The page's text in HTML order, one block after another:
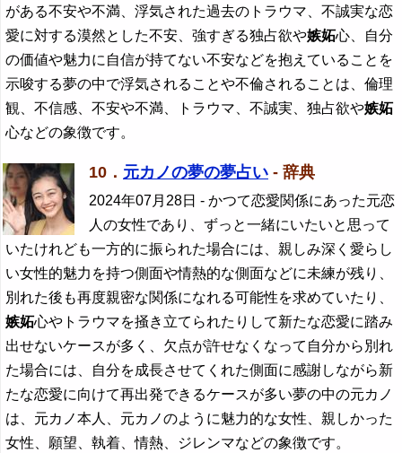
がある不安や不満、浮気された過去のトラウマ、不誠実な恋
愛に対する漠然とした不安、強すぎる独占欲や嫉妬心、自分
の価値や魅力に自信が持てない不安などを抱えていることを
示唆する夢の中で浮気されることや不倫されることは、倫理
観、不信感、不安や不満、トラウマ、不誠実、独占欲や嫉妬
心などの象徴です。
10． 元カノの夢の夢占い - 辞典
2024年07月28日 - かつて恋愛関係にあった元恋
人の女性であり、ずっと一緒にいたいと思って
いたけれども一方的に振られた場合には、親しみ深く愛らし
い女性的魅力を持つ側面や情熱的な側面などに未練が残り、
別れた後も再度親密な関係になれる可能性を求めていたり、
嫉妬心やトラウマを掻き立てられたりして新たな恋愛に踏み
出せないケースが多く、欠点が許せなくなって自分から別れ
た場合には、自分を成長させてくれた側面に感謝しながら新
たな恋愛に向けて再出発できるケースが多い夢の中の元カノ
は、元カノ本人、元カノのように魅力的な女性、親しかった
女性、願望、執着、情熱、ジレンマなどの象徴です。